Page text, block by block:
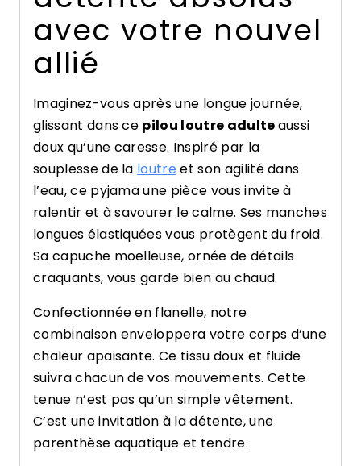
avec votre nouvel
allié
Imaginez-vous après une longue journée,
glissant dans ce pilou loutre adulteaussi
doux qu’une caresse. Inspiré par la
souplesse de la loutre et son agilité dans
l’eau, ce pyjama une pièce vous invite à
ralentir et à savourer le calme. Ses manches
longues élastiquées vous protègent du froid.
Sa capuche moelleuse, ornée de détails
craquants, vous garde bien au chaud.
Confectionnée en flanelle, notre
combinaison enveloppera votre corps d’une
chaleur apaisante. Ce tissu doux et fluide
suivra chacun de vos mouvements. Cette
tenue n’est pas qu’un simple vêtement.
C’est une invitation à la détente, une
parenthèse aquatique et tendre.